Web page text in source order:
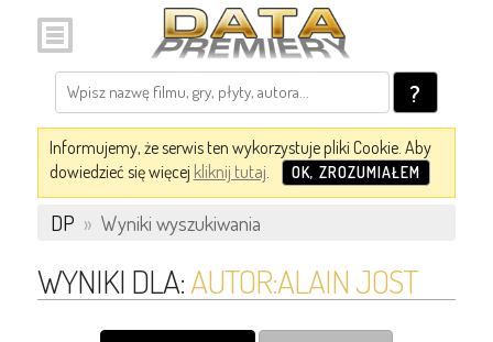
?
Informujemy, że serwis ten wykorzystuje pliki Cookie. Aby
dowiedzieć się więcej kliknij tutaj. OK, ZROZUMIAŁEM
DP » Wyniki wyszukiwania
WYNIKI DLA:AUTOR:ALAIN JOST